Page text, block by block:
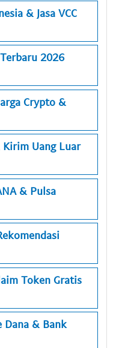
& Jasa VCC
2026
Crypto &
Uang Luar
& Pulsa
Token Gratis
Dana & Bank